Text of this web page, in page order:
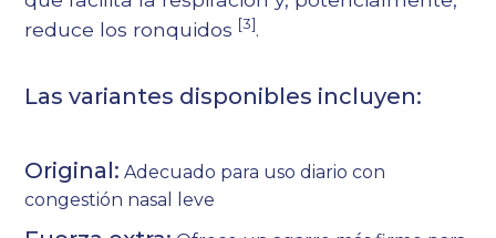
reduce los ronquidos [3].
Las variantes disponibles incluyen:
Original: Adecuado para uso diario con
congestión nasal leve